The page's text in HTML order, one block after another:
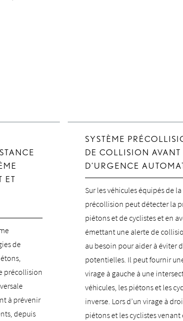
ET
de
précollision
à prévenir
depuis
SYSTÈME
DE COLLISION AVANT
D’URGENCE
Sur les véhicules équipés de
précollision peut détecter la
piétons et de cyclistes et en
émettant une alerte de
au besoin pour aider à éviter
potentielles. Il peut fournir
virage à gauche à une
véhicules, les piétons et les
inverse. Lors d’un virage à
piétons et les cyclistes venant